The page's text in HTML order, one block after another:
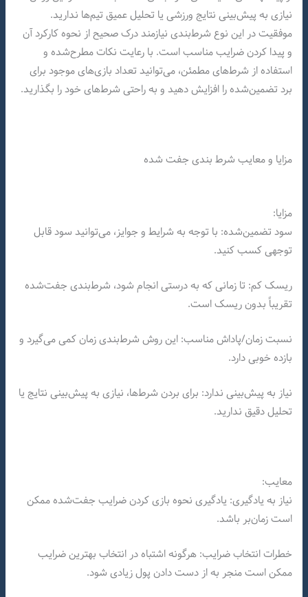
نیازی به پیش‌بینی نتایج ورزشی یا تحلیل عمیق تیم‌ها ندارید.
موفقیت در این نوع شرط‌بندی نیازمند درک صحیح از نحوه کارکرد آن
و پیدا کردن ضرایب مناسب است. با رعایت نکات مطرح‌شده و
استفاده از شرط‌های مطمئن، می‌توانید تعداد بازی‌های موجود برای
برد تضمین‌شده را افزایش دهید و به راحتی شرط‌های خود را بگذارید.
مزایا و معایب شرط‌ بندی جفت‌ شده
مزایا:
سود تضمین‌شده: با توجه به شرایط و جوایز، می‌توانید سود قابل
توجهی کسب کنید.
ریسک کم: تا زمانی که به درستی انجام شود، شرط‌بندی جفت‌شده
تقریباً بدون ریسک است.
نسبت زمان/پاداش مناسب: این روش شرط‌بندی زمان کمی می‌گیرد و
بازده خوبی دارد.
نیاز به پیش‌بینی ندارد: برای بردن شرط‌ها، نیازی به پیش‌بینی نتایج یا
تحلیل دقیق ندارید.
معایب:
نیاز به یادگیری: یادگیری نحوه بازی کردن ضرایب جفت‌شده ممکن
است زمان‌بر باشد.
خطرات انتخاب ضرایب: هرگونه اشتباه در انتخاب بهترین ضرایب
ممکن است منجر به از دست دادن پول زیادی شود.